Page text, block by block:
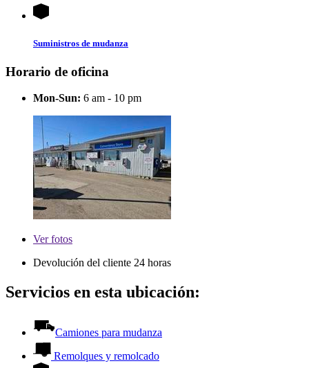
Suministros de mudanza
Horario de oficina
Mon-Sun: 6 am - 10 pm
Verfotos
Devolución del cliente 24 horas
Servicios en esta ubicación:
Camiones para mudanza
Remolques y remolcado